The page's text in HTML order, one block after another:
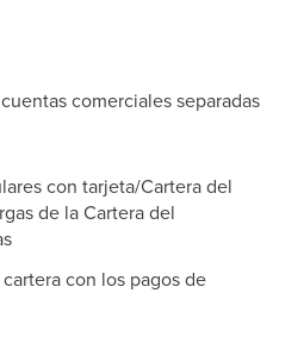
comerciales separadas
con tarjeta/Cartera del
de la Cartera del
con los pagos de